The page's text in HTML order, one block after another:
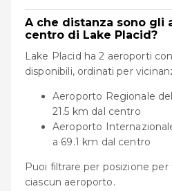
A che distanza sono gli
centro di Lake Placid?
Lake Placid ha 2 aeroporti
disponibili, ordinati per
Aeroporto Regionale
21.5 km dal centro
Aeroporto
a 69.1 km dal centro
Puoi filtrare per posizione
ciascun aeroporto.